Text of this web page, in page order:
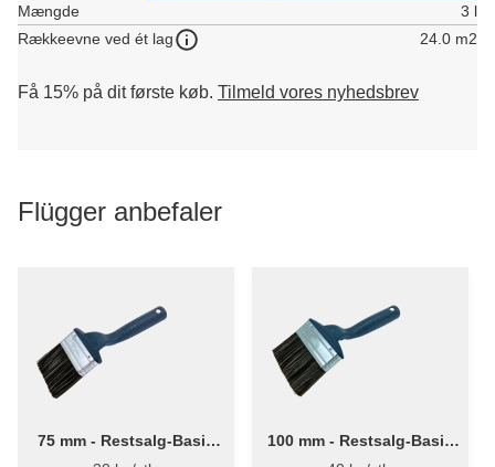
Mængde
3 l
Rækkeevne ved ét lag
24.0 m2
Få 15% på dit første køb. Tilmeld vores nyhedsbrev
Flügger anbefaler
75 mm - Restsalg-Basic
Facadepensel 3610
100 mm - Restsalg-Basic
Facadepensel 3610